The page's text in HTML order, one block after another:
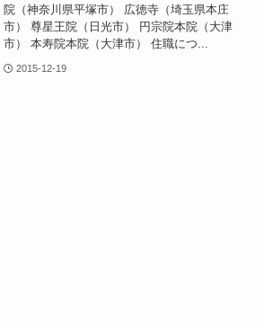
院（神奈川県平塚市） 広徳寺（埼玉県本庄
市） 尊星王院（日光市） 円宗院本院（大津
市） 本寿院本院（大津市） 住職につ...
2015-12-19